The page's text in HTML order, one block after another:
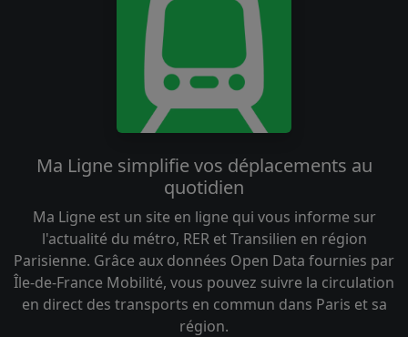
Ma Ligne simplifie vos déplacements au
quotidien
Ma Ligne est un site en ligne qui vous informe sur
l'actualité du métro, RER et Transilien en région
Parisienne. Grâce aux données Open Data fournies par
Île-de-France Mobilité, vous pouvez suivre la circulation
en direct des transports en commun dans Paris et sa
région.